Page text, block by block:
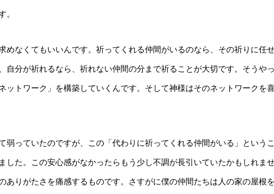
。
めなくてもいいんです。祈ってくれる仲間がいるのなら、その祈りに任
自分が祈れるなら、祈れない仲間の分まで祈ることが大切です。そうや
ットワーク」を構築していくんです。そして神様はそのネットワークを
弱っていたのですが、この「代わりに祈ってくれる仲間がいる」という
した。この安心感がなかったらもう少し不調が長引いていたかもしれま
ありがたさを痛感するものです。さすがに僕の仲間たちは人の家の屋根